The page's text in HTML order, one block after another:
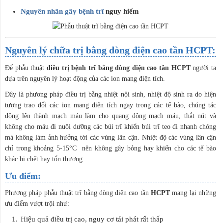
Nguyên nhân gây bệnh trĩnguy hiểm
Nguyên lý chữa trị bằng dòng điện cao tần HCPT:
Để phẫu thuật điều trị bệnh trĩ bằng dòng điện cao tần HCPTngười ta
dựa trên nguyên lý hoạt động của các ion mang điện tích.
Đây là phương pháp điều trị bằng nhiệt nội sinh, nhiệt độ sinh ra do hiện
tượng trao đổi các ion mang điện tích ngay trong các tế bào, chúng tác
động lên thành mạch máu làm cho quang đông mạch máu, thắt nút và
không cho máu đi nuôi dưỡng các búi trĩ khiến búi trĩ teo đi nhanh chóng
mà không làm ảnh hưởng tới các vùng lân cận. Nhiệt độ các vùng lân cận
chỉ trong khoảng 5-15°C nên không gây bỏng hay khiến cho các tế bào
khác bị chết hay tổn thương.
Ưu điểm:
Phương pháp phẫu thuật trĩ bằng dòng điện cao tầnHCPTmang lại những
ưu điểm vượt trội như:
Hiệu quả điều trị cao, nguy cơ tái phát rất thấp